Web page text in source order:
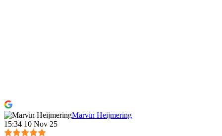
Marvin Heijmering
15:34 10 Nov 25